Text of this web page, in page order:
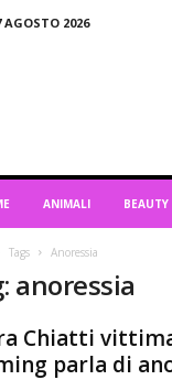
AGOSTO 2026
ANIMALI BEAUTY
Tags Anoressia
anoressia
Chiatti
parla di